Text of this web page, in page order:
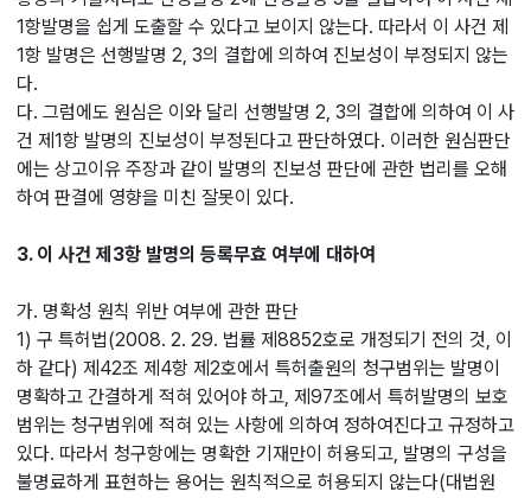
1항발명을 쉽게 도출할 수 있다고 보이지 않는다. 따라서 이 사건 제
1항 발명은 선행발명 2, 3의 결합에 의하여 진보성이 부정되지 않는
다.
다. 그럼에도 원심은 이와 달리 선행발명 2, 3의 결합에 의하여 이 사
건 제1항 발명의 진보성이 부정된다고 판단하였다. 이러한 원심판단
에는 상고이유 주장과 같이 발명의 진보성 판단에 관한 법리를 오해
하여 판결에 영향을 미친 잘못이 있다.
3. 이 사건 제3항 발명의 등록무효 여부에 대하여
가. 명확성 원칙 위반 여부에 관한 판단
1) 구 특허법(2008. 2. 29. 법률 제8852호로 개정되기 전의 것, 이
하 같다) 제42조 제4항 제2호에서 특허출원의 청구범위는 발명이
명확하고 간결하게 적혀 있어야 하고, 제97조에서 특허발명의 보호
범위는 청구범위에 적혀 있는 사항에 의하여 정하여진다고 규정하고
있다. 따라서 청구항에는 명확한 기재만이 허용되고, 발명의 구성을
불명료하게 표현하는 용어는 원칙적으로 허용되지 않는다(대법원